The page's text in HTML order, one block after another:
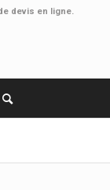
devis en ligne.